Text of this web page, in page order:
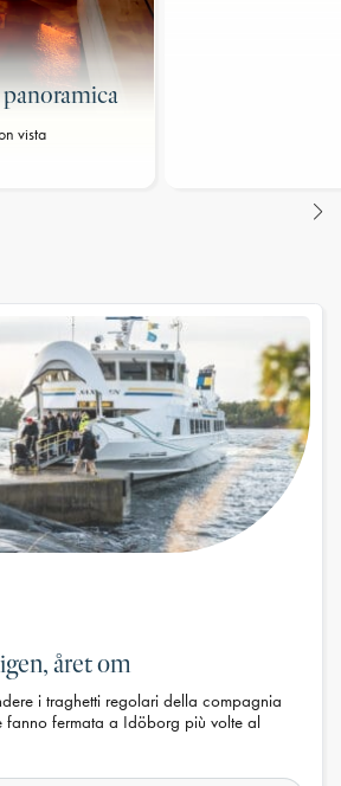
vista
året om
i traghetti regolari della compagnia
fanno fermata a Idöborg più volte al